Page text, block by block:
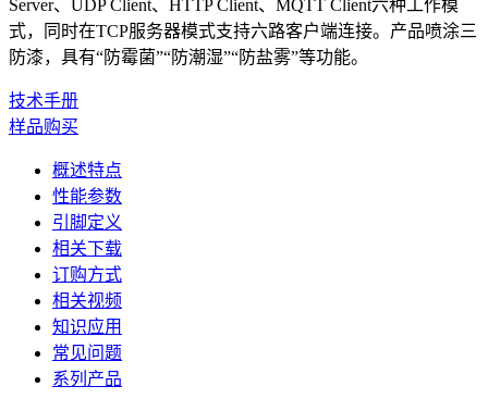
Server、UDP Client、HTTP Client、MQTT Client六种工作模
式，同时在TCP服务器模式支持六路客户端连接。产品喷涂三
防漆，具有“防霉菌”“防潮湿”“防盐雾”等功能。
技术手册
样品购买
概述特点
性能参数
引脚定义
相关下载
订购方式
相关视频
知识应用
常见问题
系列产品